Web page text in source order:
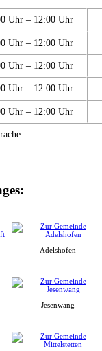
Uhr – 12:00 Uhr
Uhr – 12:00 Uhr
Uhr – 12:00 Uhr
Uhr – 12:00 Uhr
Uhr – 12:00 Uhr
Adelshofen
Jesenwang